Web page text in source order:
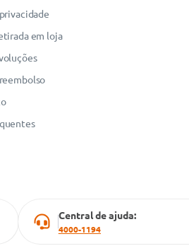
em loja
Central de ajuda:
4000-1194